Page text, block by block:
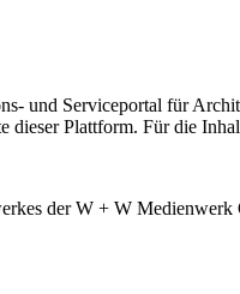
und Serviceportal für
dieser Plattform. Für die
der W + W Medienwerk